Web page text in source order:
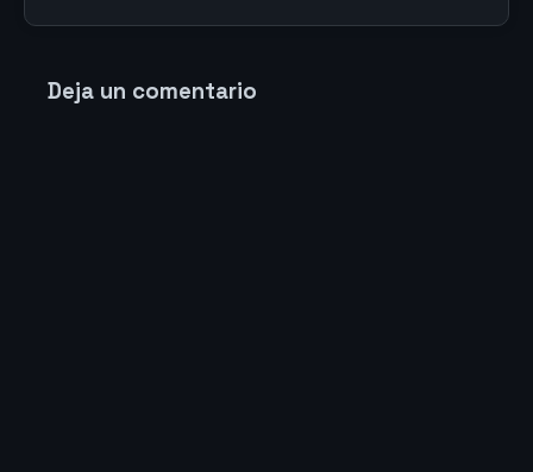
Deja un comentario